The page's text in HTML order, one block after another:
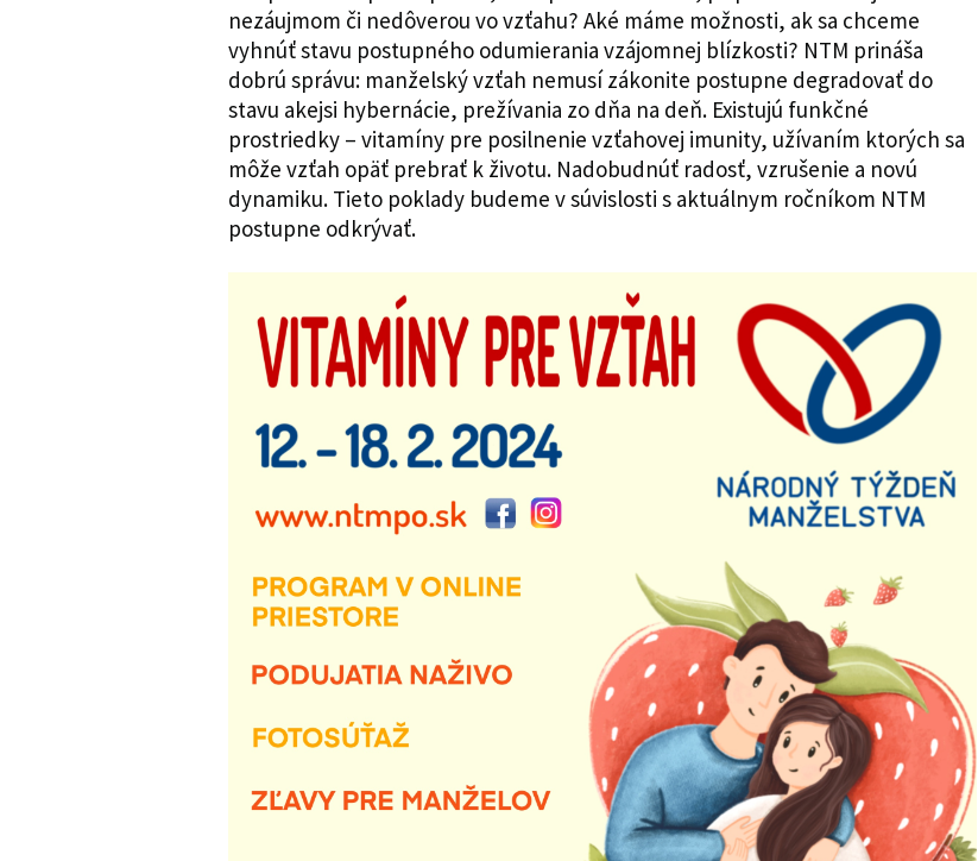
nezáujmom či nedôverou vo vzťahu? Aké máme možnosti, ak sa chceme
vyhnúť stavu postupného odumierania vzájomnej blízkosti? NTM prináša
dobrú správu: manželský vzťah nemusí zákonite postupne degradovať do
stavu akejsi hybernácie, prežívania zo dňa na deň. Existujú funkčné
prostriedky – vitamíny pre posilnenie vzťahovej imunity, užívaním ktorých sa
môže vzťah opäť prebrať k životu. Nadobudnúť radosť, vzrušenie a novú
dynamiku. Tieto poklady budeme v súvislosti s aktuálnym ročníkom NTM
postupne odkrývať.